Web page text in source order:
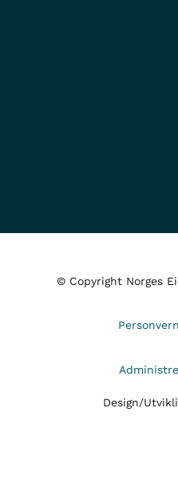
© Copyright Norges
Design/